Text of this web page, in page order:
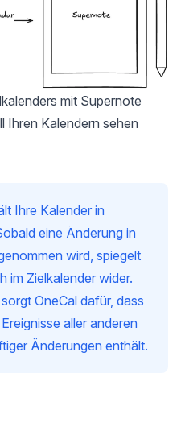
mit Supernote
Ihren Kalendern sehen
Ihre Kalender in
eine Änderung in
wird, spiegelt
im Zielkalender wider.
OneCal dafür, dass
aller anderen
Änderungen enthält.